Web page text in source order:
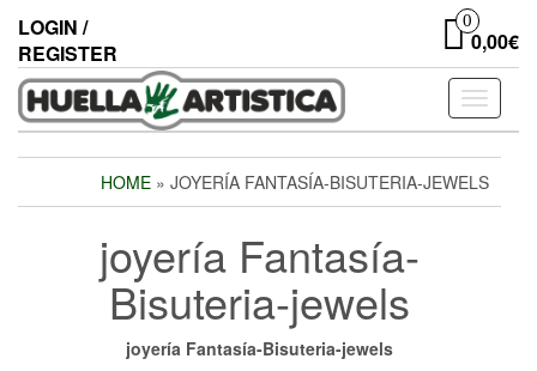
the
content
LOGIN /
REGISTER
0
0,00€
Toggle
HOME » JOYERÍA FANTASÍA-BISUTERIA-JEWELS
joyería Fantasía-
Bisuteria-jewels
joyería Fantasía-Bisuteria-jewels